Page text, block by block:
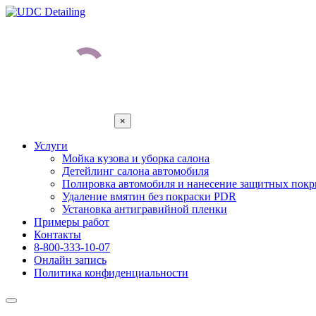
×
Услуги
Мойка кузова и уборка салона
Детейлинг салона автомобиля
Полировка автомобиля и нанесение защитных
Удаление вмятин без покраски PDR
Установка антигравийной пленки
Примеры работ
Контакты
8-800-333-10-07
Онлайн запись
Политика конфиденциальности